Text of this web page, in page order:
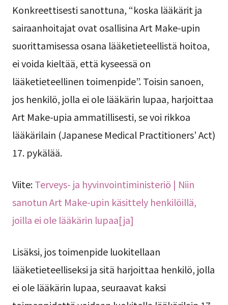
Konkreettisesti sanottuna, “koska lääkärit ja
sairaanhoitajat ovat osallisina Art Make-upin
suorittamisessa osana lääketieteellistä hoitoa,
ei voida kieltää, että kyseessä on
lääketieteellinen toimenpide”. Toisin sanoen,
jos henkilö, jolla ei ole lääkärin lupaa, harjoittaa
Art Make-upia ammatillisesti, se voi rikkoa
lääkärilain (Japanese Medical Practitioners’ Act)
17. pykälää.
Viite:Terveys- ja hyvinvointiministeriö | Niin
sanotun Art Make-upin käsittely henkilöillä,
joilla ei ole lääkärin lupaa[ja]
Lisäksi, jos toimenpide luokitellaan
lääketieteelliseksi ja sitä harjoittaa henkilö, jolla
ei ole lääkärin lupaa, seuraavat kaksi